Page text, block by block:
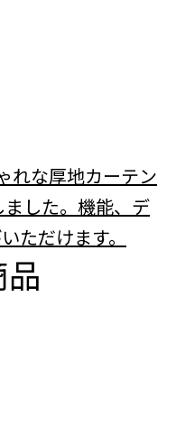
れな厚地カーテン
した。機能、デ
ただけます。